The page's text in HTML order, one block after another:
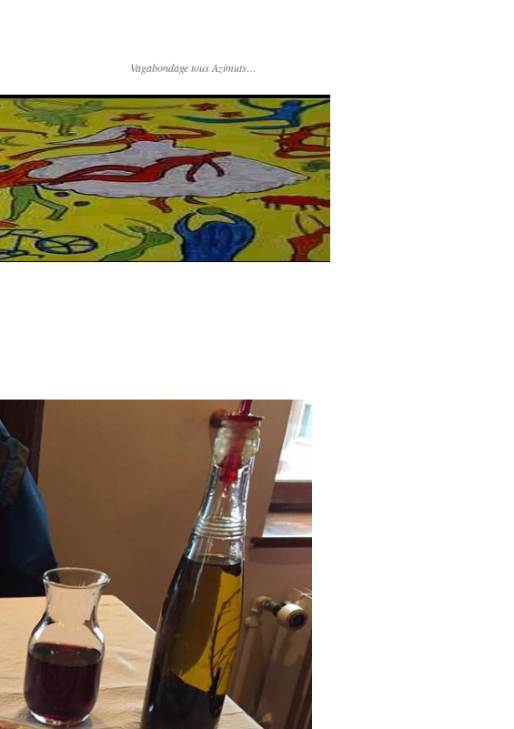
Vagabondage tous Azimuts…